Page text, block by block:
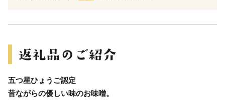
五つ星ひょうご認定
昔ながらの優しい味のお味噌。